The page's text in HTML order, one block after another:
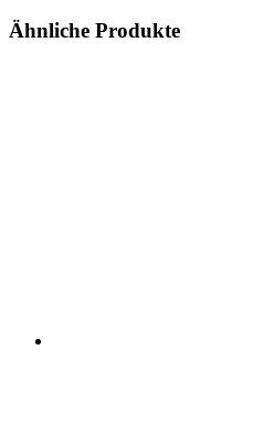
Ähnliche Produkte